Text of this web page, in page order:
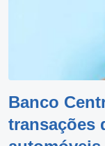
Banco
transações